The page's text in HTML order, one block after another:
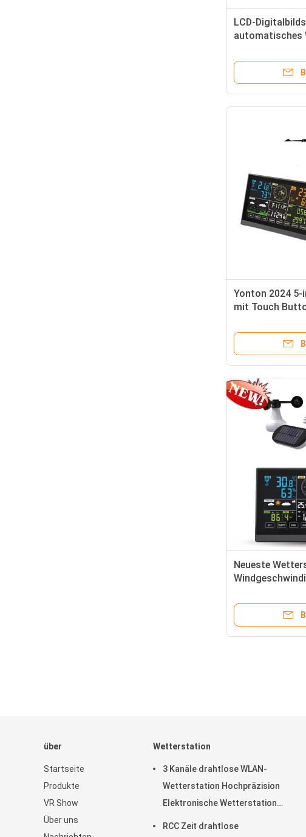
LCD-
automatisches
Yonton 2024
mit Touch
19999mm
Neueste
über
Startseite
Produkte
VR Show
Über uns
Wetterstation
3 Kanäle drahtlose WLAN-
Wetterstation Hochpräzision
Elektronische Wetterstation
RCC Zeit drahtlose